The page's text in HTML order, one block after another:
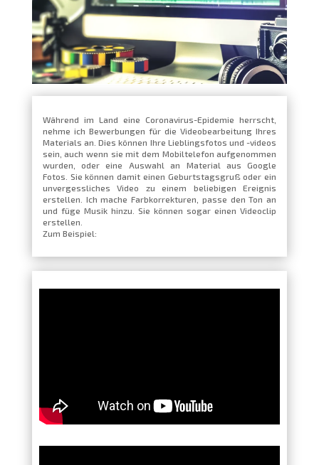
Während im Land eine Coronavirus-Epidemie herrscht,
nehme ich Bewerbungen für die Videobearbeitung Ihres
Materials an. Dies können Ihre Lieblingsfotos und -videos
sein, auch wenn sie mit dem Mobiltelefon aufgenommen
wurden, oder eine Auswahl an Material aus Google
Fotos. Sie können damit einen Geburtstagsgruß oder ein
unvergessliches Video zu einem beliebigen Ereignis
erstellen. Ich mache Farbkorrekturen, passe den Ton an
und füge Musik hinzu. Sie können sogar einen Videoclip
erstellen.
Zum Beispiel: